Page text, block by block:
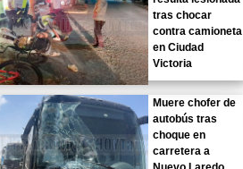
tras chocar
contra camioneta
en Ciudad
Victoria
Muere chofer de
autobús tras
choque en
carretera a